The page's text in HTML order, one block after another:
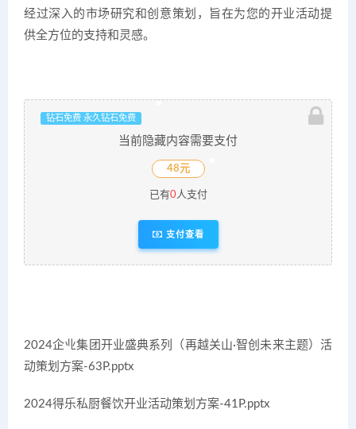
经过深入的市场研究和创意策划，旨在为您的开业活动提
供全方位的支持和灵感。
钻石免费 永久钻石免费
当前隐藏内容需要支付
48元
已有0人支付
支付查看
2024企业集团开业盛典系列（再越关山·智创未来主题）活
动策划方案-63P.pptx
2024得乐私厨餐饮开业活动策划方案-41P.pptx